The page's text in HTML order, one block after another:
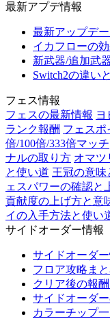
最新アプデ情報
最新アップデ
イカフローの
新武器/追加武
Switch2の違い
フェス情報
フェスの最新情報 ヨ
ランク報酬 フェスポ
倍/100倍/333倍マッチ
ナルの取り方 オマツ
と使い道 王冠の意味
ェスパワーの確認と
貢献度の上げ方と意
イの入手方法と使い
サイドオーダー情報
サイドオーダ
フロア攻略ま
クリア後の報
サイドオーダ
カラーチップ